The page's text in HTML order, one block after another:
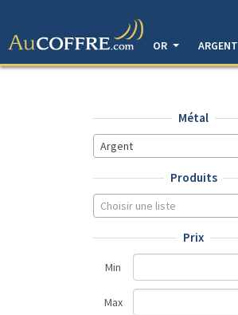
OR
ARGENT
Métal
Argent
Produits
Choisir une liste
Prix
Min
Max